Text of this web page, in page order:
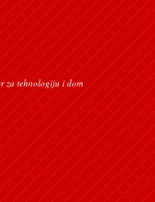
za tehnologiju i dom